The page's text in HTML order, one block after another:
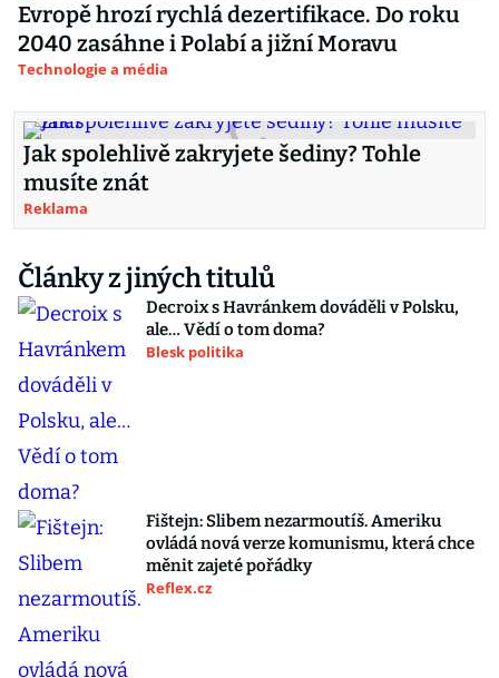
Evropě hrozí rychlá dezertifikace. Do roku
2040 zasáhne i Polabí a jižní Moravu
Technologie a média
Jak spolehlivě zakryjete šediny? Tohle
musíte znát
Reklama
Články z jiných titulů
Decroix s Havránkem dováděli v Polsku,
ale… Vědí o tom doma?
Blesk politika
Fištejn: Slibem nezarmoutíš. Ameriku
ovládá nová verze komunismu, která chce
měnit zajeté pořádky
Reflex.cz